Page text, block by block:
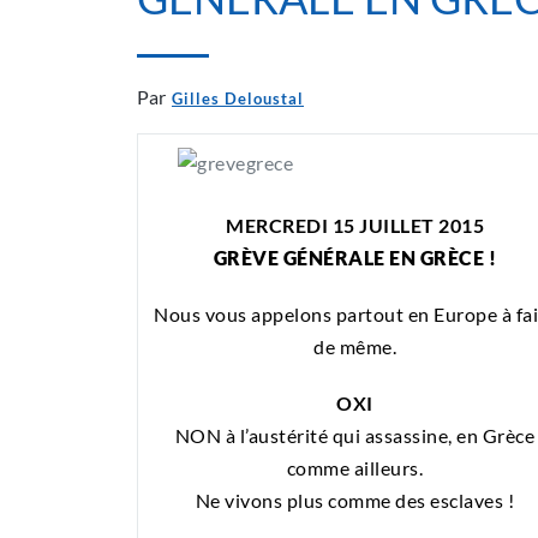
Par Gilles Deloustal
MERCREDI 15 JUILLET 2015
GRÈVE GÉNÉRALE EN GRÈCE !
Nous vous appelons partout en Europe à
de même.
OXI
NON à l’austérité qui assassine, en Grèce
comme ailleurs.
Ne vivons plus comme des esclaves !